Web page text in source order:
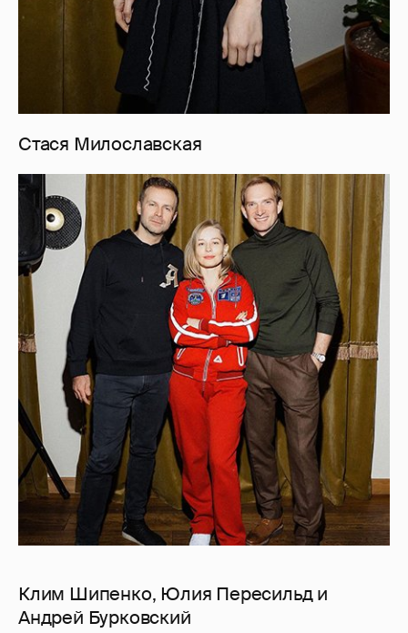
Стася Милославская
Клим Шипенко, Юлия Пересильд и
Андрей Бурковский